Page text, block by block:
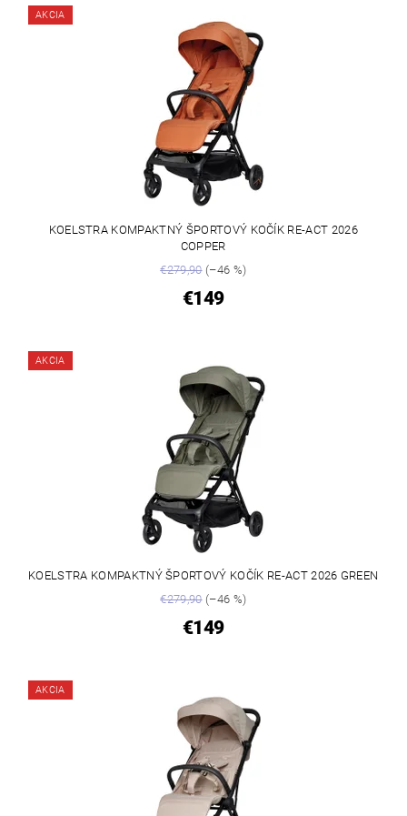
AKCIA
KOELSTRA KOMPAKTNÝ ŠPORTOVÝ KOČÍK RE-ACT 2026
COPPER
€279,90(–46 %)
€149
AKCIA
KOELSTRA KOMPAKTNÝ ŠPORTOVÝ KOČÍK RE-ACT 2026 GREEN
€279,90(–46 %)
€149
AKCIA